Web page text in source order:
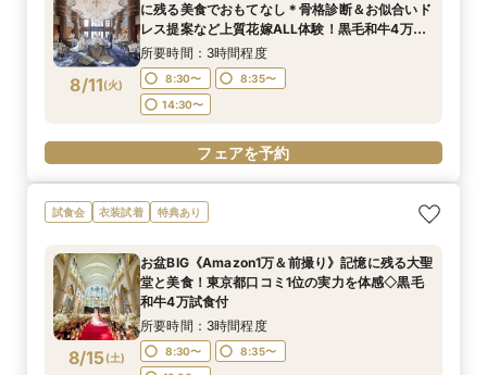
8/11(火)
に残る美食でおもてなし＊骨格診断＆お似合いド
レス提案など上質花嫁ALL体験！黒毛和牛4万試
食付
所要時間：3時間程度
8:30〜
8:35〜
14:30〜
フェアを予約
試食会 衣装試着 特典あり
8/15(土)
お盆BIG《Amazon1万＆前撮り》記憶に残る大聖
堂と美食！東京都口コミ1位の実力を体感◇黒毛
和牛4万試食付
所要時間：3時間程度
8:30〜
8:35〜